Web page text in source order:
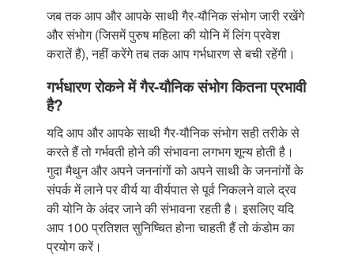
जब तक आप और आपके साथी गैर-यौनिक संभोग जारी रखेंगे
और संभोग (जिसमें पुरुष महिला की योनि में लिंग प्रवेश
करातें हैं), नहीं करेंगे तब तक आप गर्भधारण से बची रहेंगी।
गर्भधारण रोकने में गैर-यौनिक संभोग कितना प्रभावी
है?
यदि आप और आपके साथी गैर-यौनिक संभोग सही तरीके से
करते हैं तो गर्भवती होने की संभावना लगभग शून्य होती है।
गुदा मैथुन और अपने जननांगों को अपने साथी के जननांगों के
संपर्क में लाने पर वीर्य या वीर्यपात से पूर्व निकलने वाले द्रव
की योनि के अंदर जाने की संभावना रहती है। इसलिए यदि
आप 100 प्रतिशत सुनिष्चित होना चाहती हैं तो कंडोम का
प्रयोग करें।